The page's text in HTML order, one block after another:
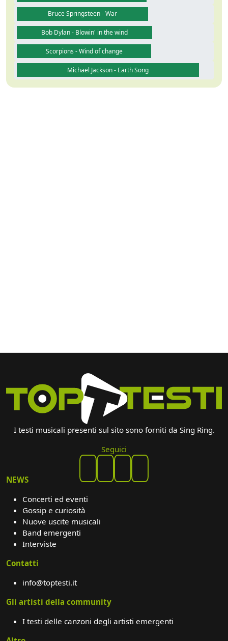
Bruce Springsteen - War
Bob Dylan - Blowin' in the wind
Scorpions - Wind of change
Michael Jackson - Earth Song
I testi musicali presenti sul sito sono forniti da Sing Ring.
Seguici
NEWS
Concerti ed eventi
Gossip e curiosità
Nuove uscite musicali
Band emergenti
Interviste
Contatti
info@toptesti.it
Gli artisti della community
I testi delle canzoni degli artisti emergenti